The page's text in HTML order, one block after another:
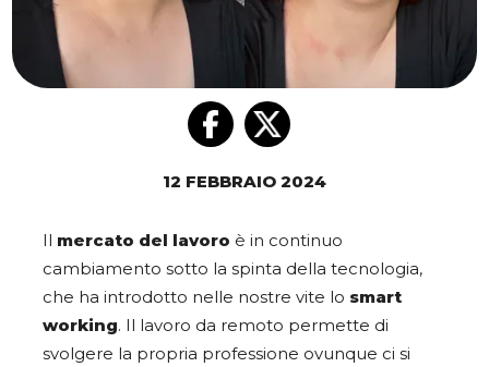
12 FEBBRAIO 2024
mercato del lavoro è in continuo
cambiamento sotto la spinta della tecnologia,
che ha introdotto nelle nostre vite lo smart
working. Il lavoro da remoto permette di
svolgere la propria professione ovunque ci si